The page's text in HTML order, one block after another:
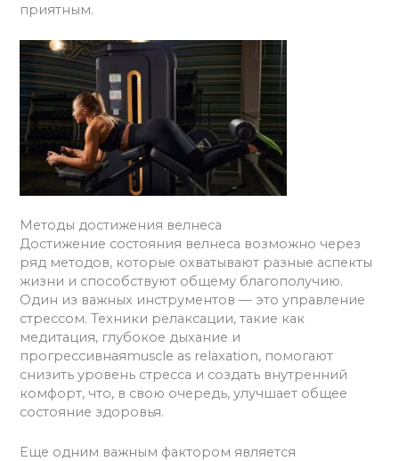
приятным.
Методы достижения велнеса
Достижение состояния велнеса возможно через
ряд методов, которые охватывают разные аспекты
жизни и способствуют общему благополучию.
Один из важных инструментов — это управление
стрессом. Техники релаксации, такие как
медитация, глубокое дыхание и
прогрессивнаяmuscle as relaxation, помогают
снизить уровень стресса и создать внутренний
комфорт, что, в свою очередь, улучшает общее
состояние здоровья.
Еще одним важным фактором является